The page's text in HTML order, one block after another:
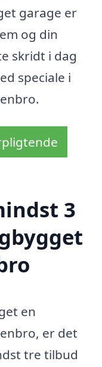
garage er
og din
skridt i dag
speciale i
3
en
er det
tre tilbud